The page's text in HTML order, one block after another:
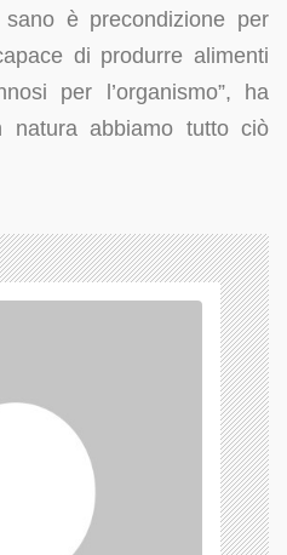
è precondizione per
di produrre alimenti
per l’organismo”, ha
natura abbiamo tutto ciò